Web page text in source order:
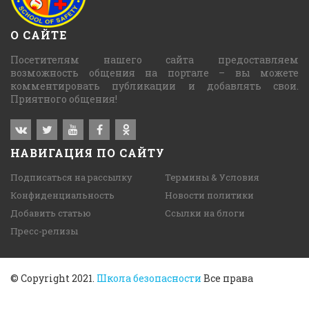
О САЙТЕ
Посетителям нашего сайта предоставляем
возможность общения на портале – вы можете
комментировать публикации и добавлять свои.
Приятного общения!
НАВИГАЦИЯ ПО САЙТУ
Подписаться на рассылку
Термины & Условия
Конфиденциальность
Новости политики
Добавить статью
Ссылки на блоги
Пресс-релизы
© Copyright 2021. Школа безопасности Все права